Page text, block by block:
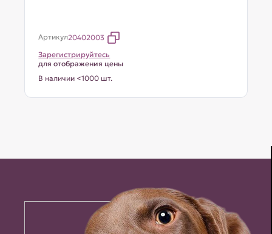
Артикул20402003
Зарегистрируйтесь
для отображения цены
В наличии <1000 шт.